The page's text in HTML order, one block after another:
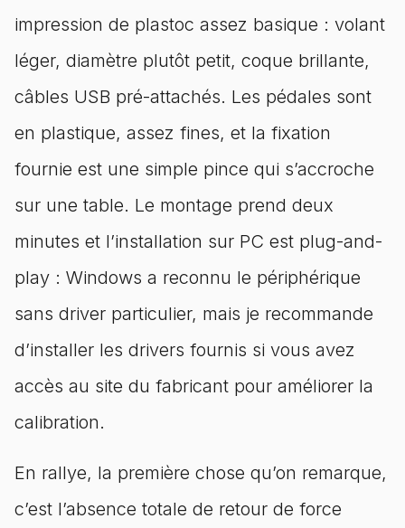
impression de plastoc assez basique : volant
léger, diamètre plutôt petit, coque brillante,
câbles USB pré-attachés. Les pédales sont
en plastique, assez fines, et la fixation
fournie est une simple pince qui s’accroche
sur une table. Le montage prend deux
minutes et l’installation sur PC est plug-and-
play : Windows a reconnu le périphérique
sans driver particulier, mais je recommande
d’installer les drivers fournis si vous avez
accès au site du fabricant pour améliorer la
calibration.
En rallye, la première chose qu’on remarque,
c’est l’absence totale de retour de force